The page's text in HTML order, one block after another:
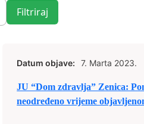
Filtriraj
Datum objave: 7. Marta 2023.
JU “Dom zdravlja” Zenica:
neodređeno vrijeme